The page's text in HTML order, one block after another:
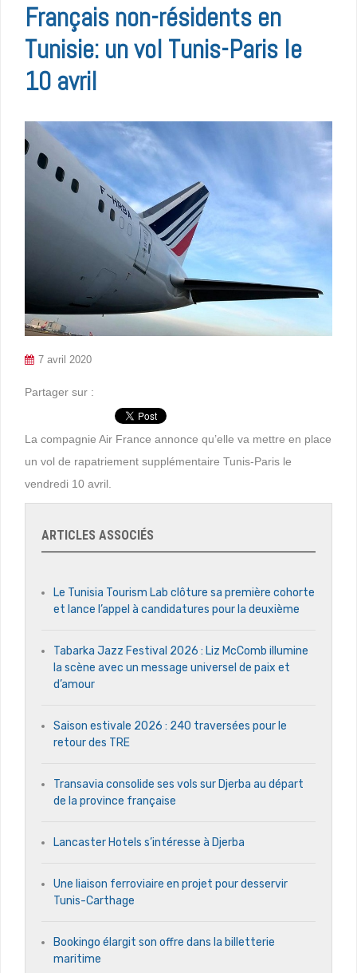
Français non-résidents en
Tunisie: un vol Tunis-Paris le
10 avril
7 avril 2020
Partager sur :
La compagnie Air France annonce qu’elle va mettre en place
un vol de rapatriement supplémentaire Tunis-Paris le
vendredi 10 avril.
ARTICLES ASSOCIÉS
Le Tunisia Tourism Lab clôture sa première cohorte
et lance l’appel à candidatures pour la deuxième
Tabarka Jazz Festival 2026 : Liz McComb illumine
la scène avec un message universel de paix et
d’amour
Saison estivale 2026 : 240 traversées pour le
retour des TRE
Transavia consolide ses vols sur Djerba au départ
de la province française
Lancaster Hotels s’intéresse à Djerba
Une liaison ferroviaire en projet pour desservir
Tunis-Carthage
Bookingo élargit son offre dans la billetterie
maritime